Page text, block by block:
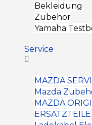
Bekleidung
Zubehör
Yamaha
Service
MAZDA
Mazda
MAZDA
ERSATZTEILE